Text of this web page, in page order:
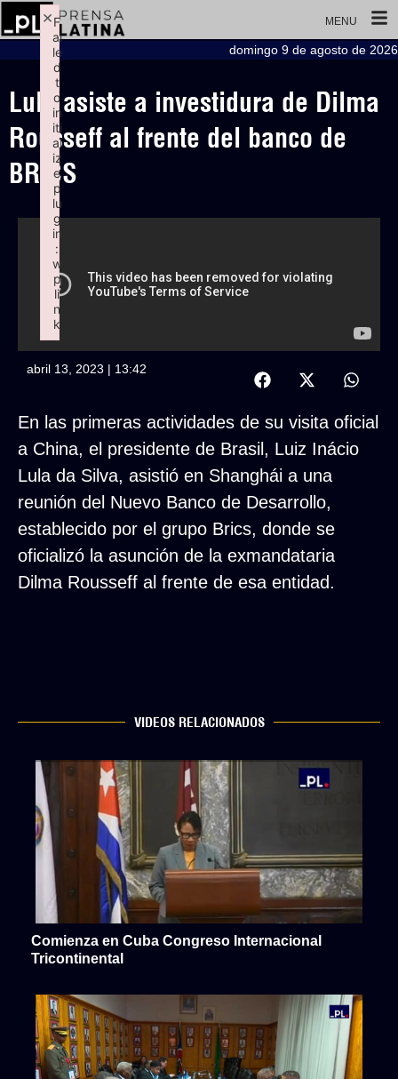
MENU
domingo 9 de agosto de 2026
Lula asiste a investidura de Dilma
Rousseff al frente del banco de
BRICS
abril 13, 2023 | 13:42
En las primeras actividades de su visita oficial
a China, el presidente de Brasil, Luiz Inácio
Lula da Silva, asistió en Shanghái a una
reunión del Nuevo Banco de Desarrollo,
establecido por el grupo Brics, donde se
oficializó la asunción de la exmandataria
Dilma Rousseff al frente de esa entidad.
VIDEOS RELACIONADOS
Comienza en Cuba Congreso Internacional
Tricontinental
F
ai
le
d
t
o
in
iti
al
iz
e
p
lu
g
in
:
w
p
li
n
k
×
Failed to initialize plugin: wplink